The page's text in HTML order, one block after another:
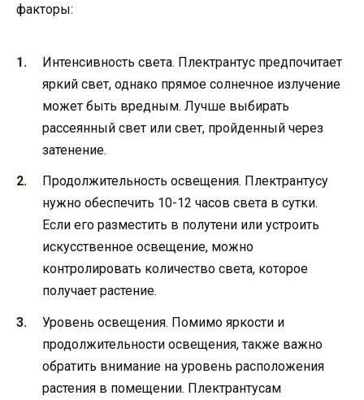
факторы:
Интенсивность света. Плектрантус предпочитает
яркий свет, однако прямое солнечное излучение
может быть вредным. Лучше выбирать
рассеянный свет или свет, пройденный через
затенение.
Продолжительность освещения. Плектрантусу
нужно обеспечить 10-12 часов света в сутки.
Если его разместить в полутени или устроить
искусственное освещение, можно
контролировать количество света, которое
получает растение.
Уровень освещения. Помимо яркости и
продолжительности освещения, также важно
обратить внимание на уровень расположения
растения в помещении. Плектрантусам